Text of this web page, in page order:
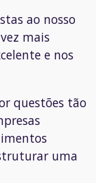
ao nosso
mais
e nos
questões tão
uma